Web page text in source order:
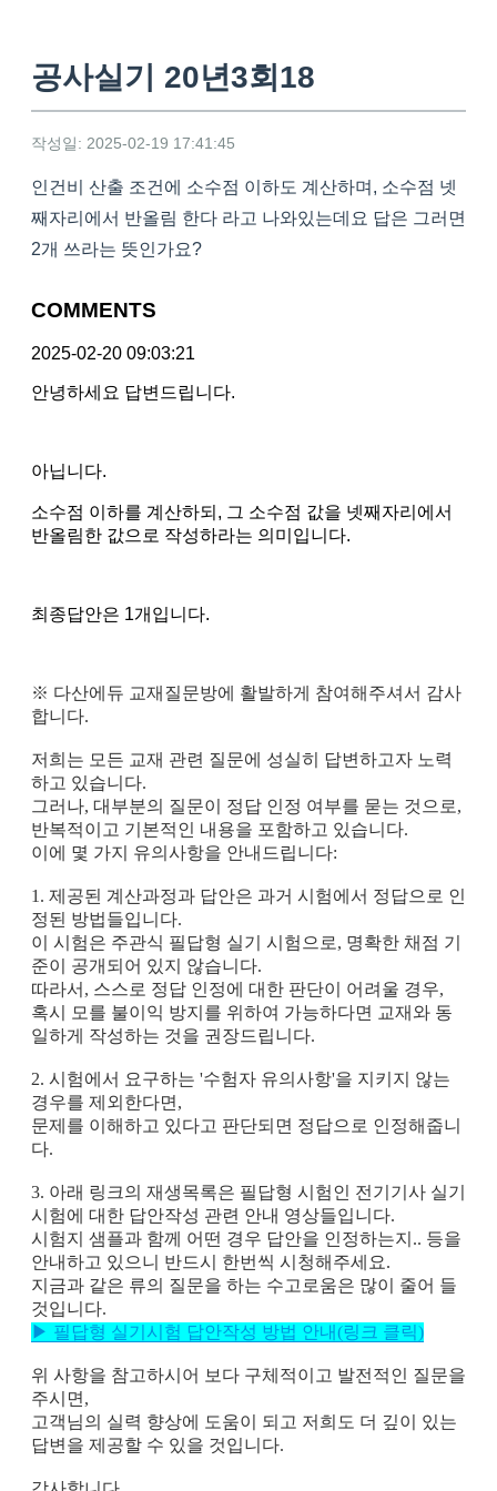
공사실기 20년3회18
작성일: 2025-02-19 17:41:45
인건비 산출 조건에 소수점 이하도 계산하며, 소수점 넷
째자리에서 반올림 한다 라고 나와있는데요 답은 그러면
2개 쓰라는 뜻인가요?
COMMENTS
2025-02-20 09:03:21
안녕하세요 답변드립니다.
아닙니다.
소수점 이하를 계산하되, 그 소수점 값을 넷째자리에서
반올림한 값으로 작성하라는 의미입니다.
최종답안은 1개입니다.
※ 다산에듀 교재질문방에 활발하게 참여해주셔서 감사
합니다.
저희는 모든 교재 관련 질문에 성실히 답변하고자 노력
하고 있습니다.
그러나, 대부분의 질문이 정답 인정 여부를 묻는 것으로,
반복적이고 기본적인 내용을 포함하고 있습니다.
이에 몇 가지 유의사항을 안내드립니다:
1. 제공된 계산과정과 답안은 과거 시험에서 정답으로 인
정된 방법들입니다.
이 시험은 주관식 필답형 실기 시험으로, 명확한 채점 기
준이 공개되어 있지 않습니다.
따라서, 스스로 정답 인정에 대한 판단이 어려울 경우,
혹시 모를 불이익 방지를 위하여 가능하다면 교재와 동
일하게 작성하는 것을 권장드립니다.
2. 시험에서 요구하는 '수험자 유의사항'을 지키지 않는
경우를 제외한다면,
문제를 이해하고 있다고 판단되면 정답으로 인정해줍니
다.
3. 아래 링크의 재생목록은 필답형 시험인 전기기사 실기
시험에 대한 답안작성 관련 안내 영상들입니다.
시험지 샘플과 함께 어떤 경우 답안을 인정하는지.. 등을
안내하고 있으니 반드시 한번씩 시청해주세요.
지금과 같은 류의 질문을 하는 수고로움은 많이 줄어 들
것입니다.
▶ 필답형 실기시험 답안작성 방법 안내(링크 클릭)
위 사항을 참고하시어 보다 구체적이고 발전적인 질문을
주시면,
고객님의 실력 향상에 도움이 되고 저희도 더 깊이 있는
답변을 제공할 수 있을 것입니다.